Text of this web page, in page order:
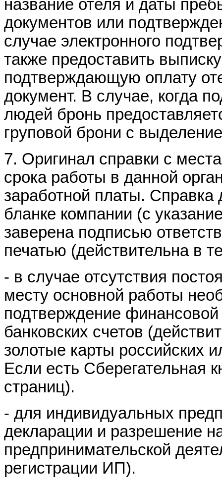
название отеля и даты
документов или
случае электронного
также предоставить
подтверждающую оплату
документ. В случае, когда
людей бронь
груповой брони с
7. Оригинал справки с
срока работы в данной
заработной платы.
бланке компании (с
заверена подписью
печатью (действительна в
- в случае отсутствия
месту основной работы
подтверждение финансовой
банковских счетов
золотые карты российских
Если есть Сберегательная
страниц).
- для индивидуальных
декларации и разрешение
предпринимательской
регистрации ИП).